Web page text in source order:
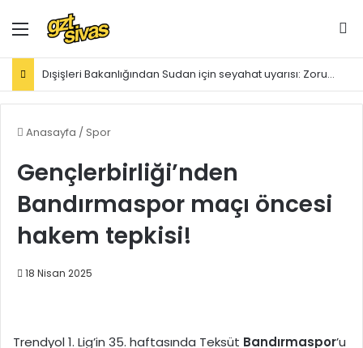
Menü
Dışişleri Bakanlığından Sudan için seyahat uyarısı: Zorunlu değilse gitmeyin
Anasayfa / Spor
Gençlerbirliği’nden
Bandırmaspor maçı öncesi
hakem tepkisi!
18 Nisan 2025
Trendyol 1. Lig’in 35. haftasında Teksüt Bandırmaspor’u